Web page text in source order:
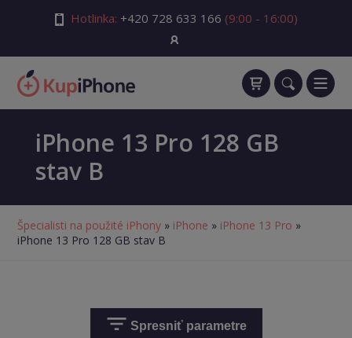
Hotlinka: +420 728 633 166 (9:00 - 16:00)
iPhone 13 Pro 128 GB
stav B
Špecialisti na použité iPhony » iPhone » iPhone 13 Pro »
iPhone 13 Pro 128 GB stav B
Spresniť parametre